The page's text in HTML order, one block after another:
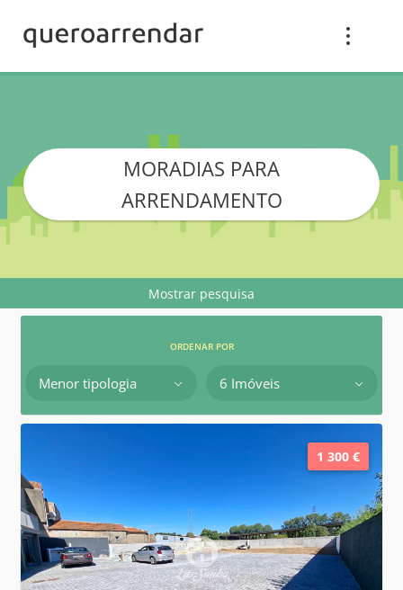
MORADIAS PARA
ARRENDAMENTO
Mostrar pesquisa
ORDENAR POR
Menor tipologia 6 Imóveis
1 300 €